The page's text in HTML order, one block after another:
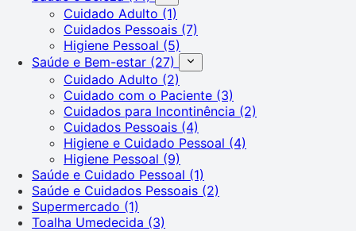
Cuidado Adulto (1)
Cuidados Pessoais (7)
Higiene Pessoal (5)
Saúde e Bem-estar (27)
Cuidado Adulto (2)
Cuidado com o Paciente (3)
Cuidados para Incontinência (2)
Cuidados Pessoais (4)
Higiene e Cuidado Pessoal (4)
Higiene Pessoal (9)
Saúde e Cuidado Pessoal (1)
Saúde e Cuidados Pessoais (2)
Supermercado (1)
Toalha Umedecida (3)